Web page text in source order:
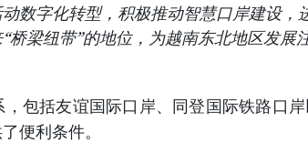
数字化转型，积极推动智慧口岸建设，
桥梁纽带”的地位，为越南东北地区发展
包括友谊国际口岸、同登国际铁路口岸
便利条件。